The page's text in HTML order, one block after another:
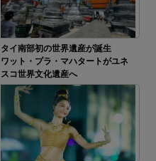
タイ南部初の世界遺産が誕生
ワット・プラ・マハタートがユネ
スコ世界文化遺産へ